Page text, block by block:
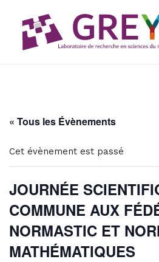
« Tous les Évènements
Cet évènement est passé
JOURNÉE
COMMUNE AUX
NORMASTIC ET
MATHÉMATIQUES